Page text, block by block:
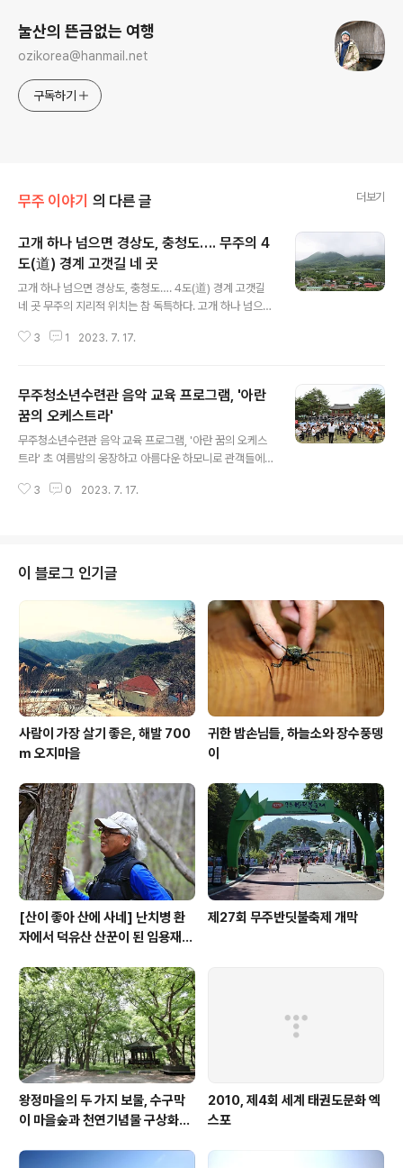
눌산의 뜬금없는 여행
ozikorea@hanmail.net
구독하기
무주 이야기 의 다른 글 더보기
고개 하나 넘으면 경상도, 충청도…. 무주의 4
도(道) 경계 고갯길 네 곳
고개 하나 넘으면 경상도, 충청도…. 4도(道) 경계 고갯길
네 곳 무주의 지리적 위치는 참 독특하다. 고개 하나 넘으면
와 접해 있다. 세찬 비가 내릴 것이라는 일기예보가 있었지
시와 경계인 덕산재와 가목재, 충청남도 금산군과 경계인
가당재, 충청북도 영동군과 경계인 압재가 목적지다. 4개
도를 넘나드는 코스라 꽤 먼 거리를 이동하는 것 같지만, 반
나절이면 다 돌아볼 수 있다. 경계가 아닌 교류의 통로, 고
갯길 먼저 무풍으로 향했다. 설천에서 나제통문을 지난다.
차 한 대 겨우 지나다닐 수 있는 이 통문을 지날 때마다 나
3 1 2023. 7. 17.
무주청소년수련관 음악 교육 프로그램, '아란
꿈의 오케스트라'
무주청소년수련관 음악 교육 프로그램, '아란 꿈의 오케스
트라' 초 여름밤의 웅장하고 아름다운 하모니로 관객들에
걷다’라는 주제의 무주문화재야행 프로그램 중 하나로 열
0명의 단원들이 환희의 송가, 전래동요 메들리, 라이언킹,
위풍당당 행진곡, 맘마미아, 앵콜곡으로 라데츠키를 연주
해 관객들의 아낌없는 박수와 환호를 받았다. 공연을 관람
한 무주읍 주민 정선화 씨는 “초여름밤의 공연은 눈으로도
귀로도 모두 아름다웠다. 무주에서 이런 공연을 볼 수 있어
행복하다.”라고 말했다. 한국형 ..
3 0 2023. 7. 17.
이 블로그 인기글
사람이 가장 살기 좋은, 해발 700
m 오지마을
귀한 밤손님들, 하늘소와 장수풍뎅
이
[산이 좋아 산에 사네] 난치병 환
자에서 덕유산 산꾼이 된 임용재
제27회 무주반딧불축제 개막
왕정마을의 두 가지 보물, 수구막
이 마을숲과 천연기념물 구상화강
2010, 제4회 세계 태권도문화 엑
스포